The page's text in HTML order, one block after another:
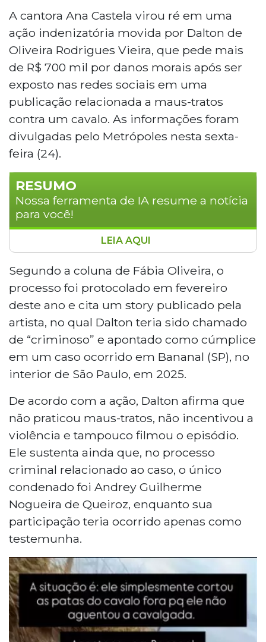
A cantora Ana Castela virou ré em uma
ação indenizatória movida por Dalton de
Oliveira Rodrigues Vieira, que pede mais
de R$ 700 mil por danos morais após ser
exposto nas redes sociais em uma
publicação relacionada a maus-tratos
contra um cavalo. As informações foram
divulgadas pelo Metrópoles nesta sexta-
feira (24).
RESUMO
Nossa ferramenta de IA resume a notícia
para você!
Ana Castela virou ré em ação
indenizatória movida por Dalton Vieira,
que pede R$ 700 mil por danos morais
após ser chamado de "criminoso" em um
story da cantora sobre maus-tratos a um
cavalo. Ele afirma que atuou apenas
como testemunha no caso e perdeu dois
empregos após a repercussão. Além da
indenização, pede R$ 61 mil por lucros
cessantes e retratação pública. Há
também apuração criminal por calúnia e
difamação.
LEIA AQUI
Segundo a coluna de Fábia Oliveira, o
processo foi protocolado em fevereiro
deste ano e cita um story publicado pela
artista, no qual Dalton teria sido chamado
de “criminoso” e apontado como cúmplice
em um caso ocorrido em Bananal (SP), no
interior de São Paulo, em 2025.
De acordo com a ação, Dalton afirma que
não praticou maus-tratos, não incentivou a
violência e tampouco filmou o episódio.
Ele sustenta ainda que, no processo
criminal relacionado ao caso, o único
condenado foi Andrey Guilherme
Nogueira de Queiroz, enquanto sua
participação teria ocorrido apenas como
testemunha.